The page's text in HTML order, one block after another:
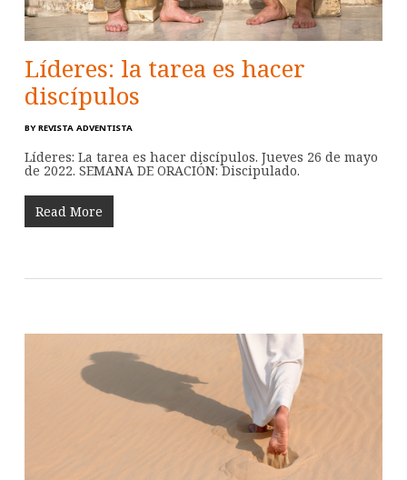
Líderes: la tarea es hacer
discípulos
BY REVISTA ADVENTISTA
Líderes: La tarea es hacer discípulos. Jueves 26 de mayo
de 2022. SEMANA DE ORACIÓN: Discipulado.
Read More